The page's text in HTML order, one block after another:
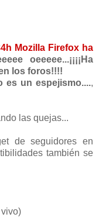
Mozilla Firefox ha
oeeeee...¡¡¡¡Ha
los foros!!!!
es un espejismo....,
las quejas...
de seguidores en
también se